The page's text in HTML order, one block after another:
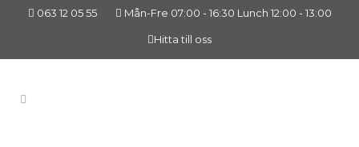
063 12 05 55 Mån-Fre 07:00 - 16:30 Lunch 12:00 - 13:00
Hitta till oss